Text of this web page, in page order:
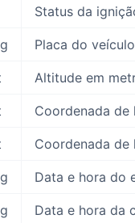
Status da
Placa do
Altitude em
Coordenada de
Coordenada de
Data e hora do
Data e hora da